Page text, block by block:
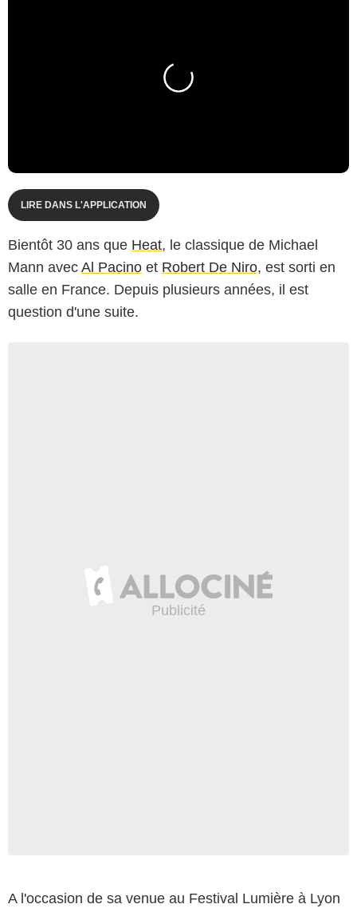
LIRE DANS L'APPLICATION
Bientôt 30 ans que Heat, le classique de Michael
Mann avec Al Pacino et Robert De Niro, est sorti en
salle en France. Depuis plusieurs années, il est
question d'une suite.
A l'occasion de sa venue au Festival Lumière à Lyon